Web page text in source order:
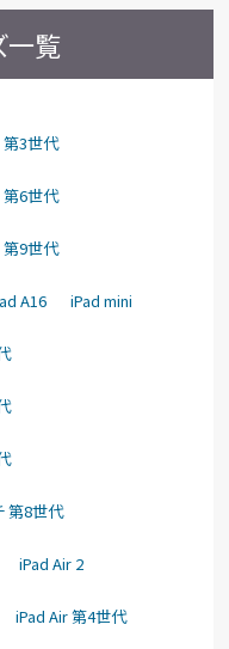
一覧
第3世代
第6世代
第9世代
A16 iPad mini
第8世代
iPad Air 2
iPad Air 第4世代